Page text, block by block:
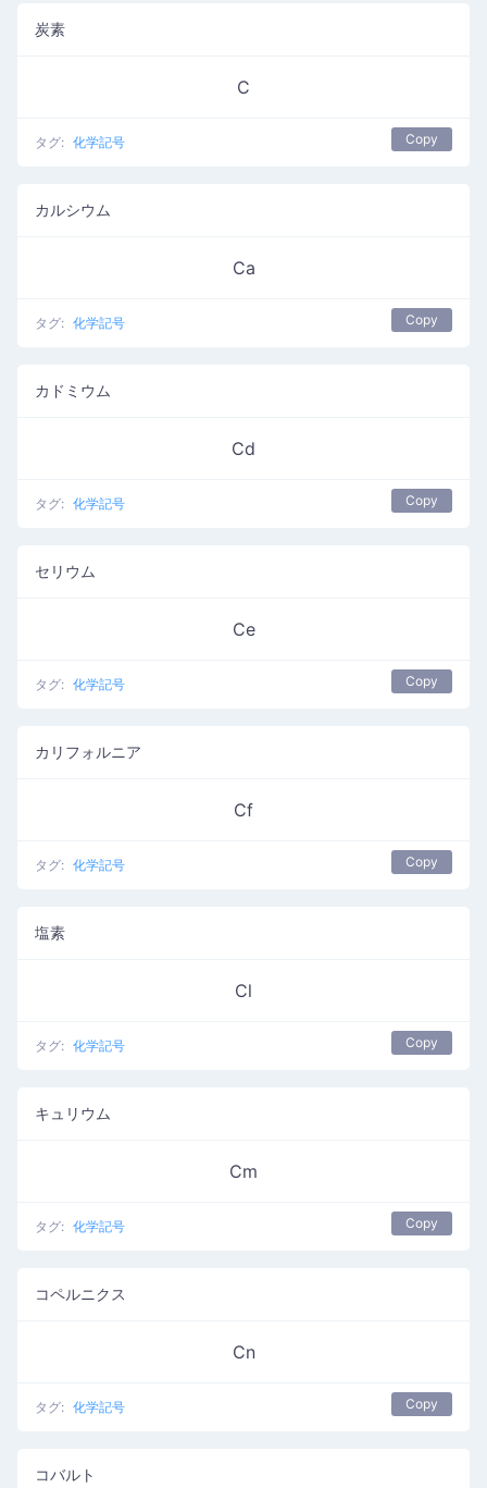
炭素
C
タグ: 化学記号 Copy
カルシウム
Ca
タグ: 化学記号 Copy
カドミウム
Cd
タグ: 化学記号 Copy
セリウム
Ce
タグ: 化学記号 Copy
カリフォルニア
Cf
タグ: 化学記号 Copy
塩素
Cl
タグ: 化学記号 Copy
キュリウム
Cm
タグ: 化学記号 Copy
コペルニクス
Cn
タグ: 化学記号 Copy
コバルト